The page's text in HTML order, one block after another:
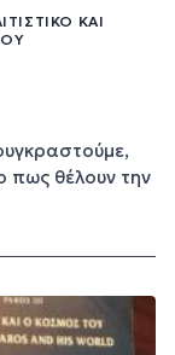
ΚΑΙ
πως θέλουν την